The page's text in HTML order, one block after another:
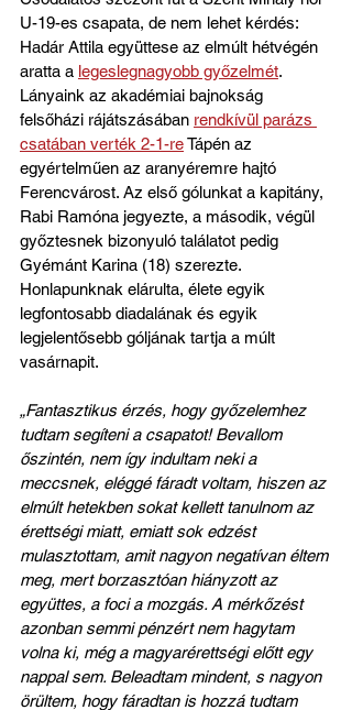
U-19-es csapata, de nem lehet kérdés:
Hadár Attila együttese az elmúlt hétvégén
aratta a legeslegnagyobb győzelmét.
Lányaink az akadémiai bajnokság
felsőházi rájátszásában rendkívül parázs
csatában verték 2-1-re Tápén az
egyértelműen az aranyéremre hajtó
Ferencvárost. Az első gólunkat a kapitány,
Rabi Ramóna jegyezte, a második, végül
győztesnek bizonyuló találatot pedig
Gyémánt Karina (18) szerezte.
Honlapunknak elárulta, élete egyik
legfontosabb diadalának és egyik
legjelentősebb góljának tartja a múlt
vasárnapit.
„Fantasztikus érzés, hogy győzelemhez
tudtam segíteni a csapatot! Bevallom
őszintén, nem így indultam neki a
meccsnek, eléggé fáradt voltam, hiszen az
elmúlt hetekben sokat kellett tanulnom az
érettségi miatt, emiatt sok edzést
mulasztottam, amit nagyon negatívan éltem
meg, mert borzasztóan hiányzott az
együttes, a foci a mozgás. A mérkőzést
azonban semmi pénzért nem hagytam
volna ki, még a magyarérettségi előtt egy
nappal sem. Beleadtam mindent, s nagyon
örültem, hogy fáradtan is hozzá tudtam